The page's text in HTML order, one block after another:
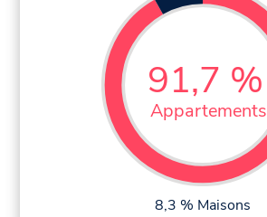
91,7 %
Appartements
8,3 % Maisons